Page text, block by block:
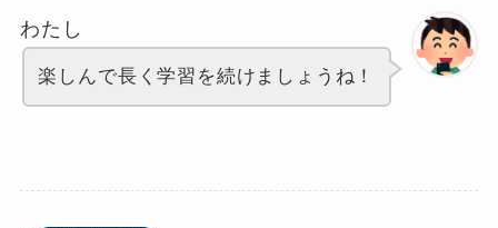
わたし
楽しんで長く学習を続けましょうね！